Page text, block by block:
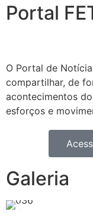
Portal
O Portal de
compartilhar, de
acontecimentos
esforços e
Galeria